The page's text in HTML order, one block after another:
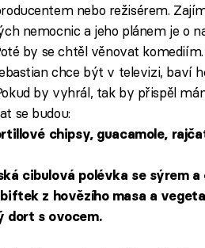
nebo režisérem.
nemocnic a jeho plánem je o
by se chtěl věnovat
chce být v televizi, baví
by vyhrál, tak by přispěl
se budou:
chipsy, guacamole,
cibulová polévka se sýrem a
z hovězího masa a
dort s ovocem.